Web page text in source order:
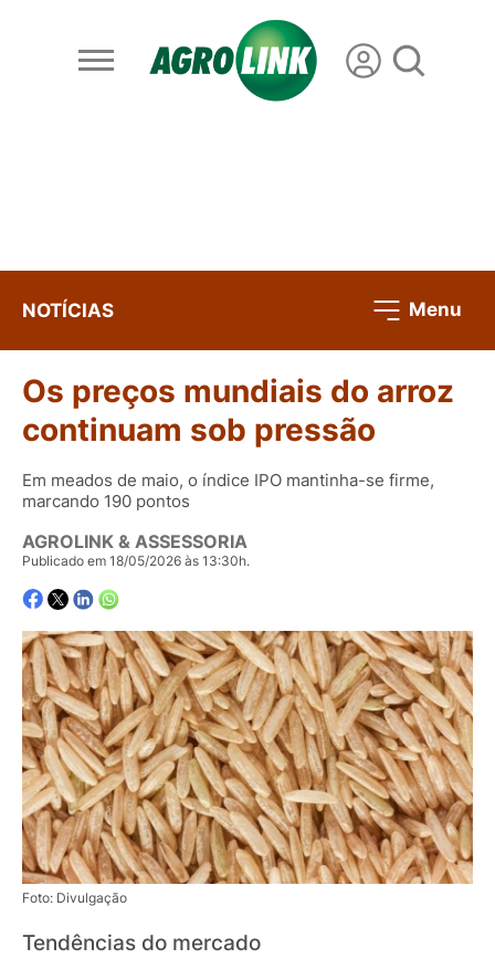
NOTÍCIAS Menu
Os preços mundiais do arroz
continuam sob pressão
Em meados de maio, o índice IPO mantinha-se firme,
marcando 190 pontos
AGROLINK & ASSESSORIA
Publicado em 18/05/2026 às 13:30h.
Foto: Divulgação
Tendências do mercado